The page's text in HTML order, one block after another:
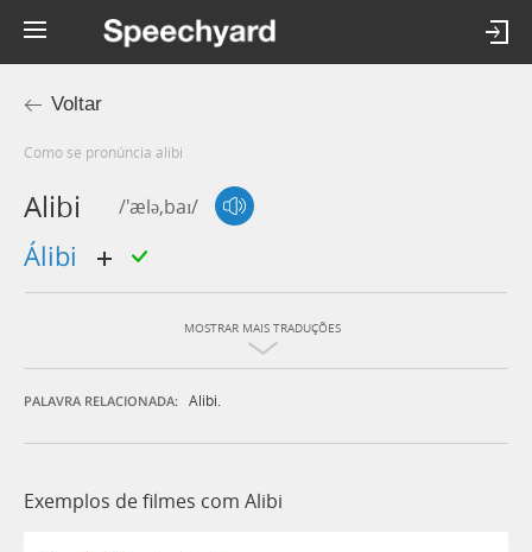
Voltar
Como se pronúncia alibi
Alibi /'ælə,baɪ/
álibi
MOSTRAR MAIS TRADUÇÕES
PALAVRA RELACIONADA: Alibi.
Exemplos de filmes com Alibi